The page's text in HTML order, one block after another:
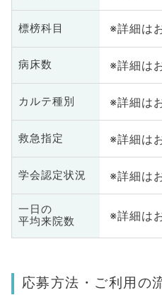
標榜科目 ※詳細は
病床数 ※詳細は
カルテ種別 ※詳細は
救急指定 ※詳細は
学会認定状況 ※詳細は
一日の
平均来院数
※詳細は
応募方法・ご利用の